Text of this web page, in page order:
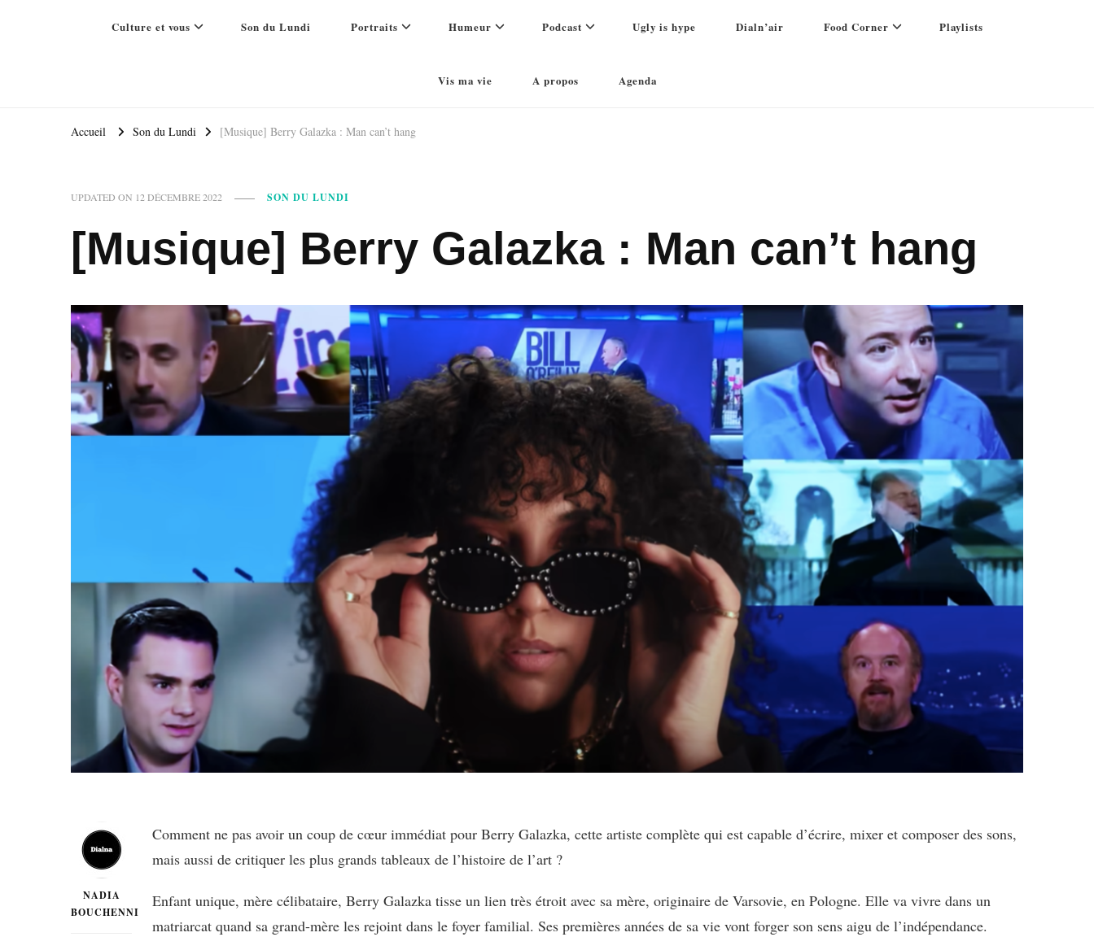
Culture et vous Son du Lundi Portraits Humeur Podcast Ugly is hype Dialn’air Food Corner Playlists
Vis ma vie A propos Agenda
Accueil Son du Lundi [Musique] Berry Galazka : Man can’t hang
UPDATED ON 12 DÉCEMBRE 2022 SON DU LUNDI
[Musique] Berry Galazka : Man can’t hang
NADIA
BOUCHENNI
Comment ne pas avoir un coup de cœur immédiat pour Berry Galazka, cette artiste complète qui est capable d’écrire, mixer et composer des sons,
mais aussi de critiquer les plus grands tableaux de l’histoire de l’art ?
Enfant unique, mère célibataire, Berry Galazka tisse un lien très étroit avec sa mère, originaire de Varsovie, en Pologne. Elle va vivre dans un
matriarcat quand sa grand-mère les rejoint dans le foyer familial. Ses premières années de sa vie vont forger son sens aigu de l’indépendance.